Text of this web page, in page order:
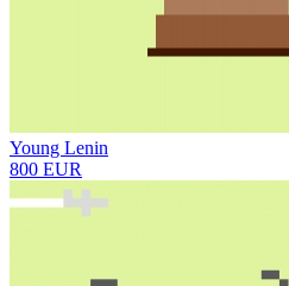
Young Lenin
800 EUR